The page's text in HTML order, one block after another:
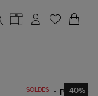
SOLDES -40%
Partager